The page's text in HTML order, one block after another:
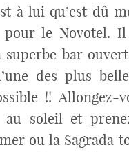
à lui qu’est dû
le Novotel.
bar
des plus
!! Allongez-
au soleil et
ou la Sagrada